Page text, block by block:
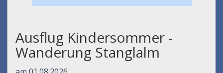
Ausflug Kindersommer -
Wanderung Stanglalm